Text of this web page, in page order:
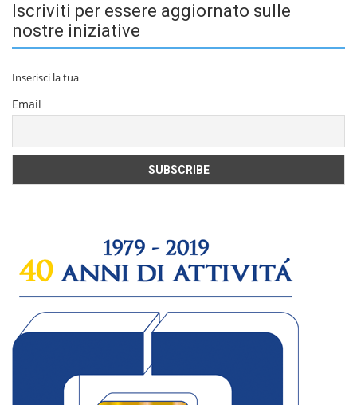
Iscriviti per essere aggiornato sulle
nostre iniziative
Inserisci la tua
Email